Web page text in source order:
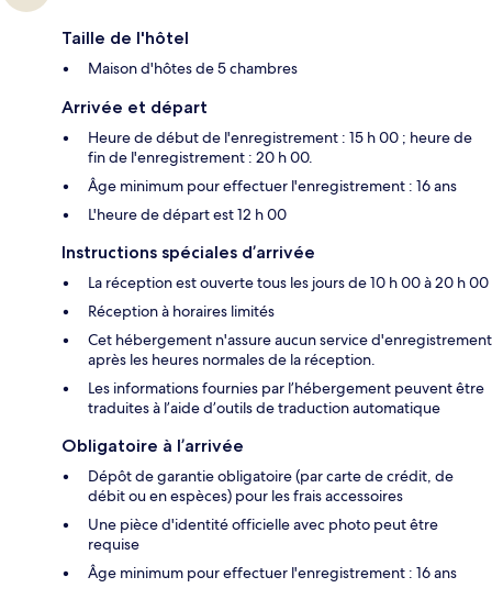
Taille de l'hôtel
Maison d'hôtes de 5 chambres
Arrivée et départ
Heure de début de l'enregistrement : 15 h 00 ; heure de
fin de l'enregistrement : 20 h 00.
Âge minimum pour effectuer l'enregistrement : 16 ans
L'heure de départ est 12 h 00
Instructions spéciales d’arrivée
La réception est ouverte tous les jours de 10 h 00 à 20 h 00
Réception à horaires limités
Cet hébergement n'assure aucun service d'enregistrement
après les heures normales de la réception.
Les informations fournies par l’hébergement peuvent être
traduites à l’aide d’outils de traduction automatique
Obligatoire à l’arrivée
Dépôt de garantie obligatoire (par carte de crédit, de
débit ou en espèces) pour les frais accessoires
Une pièce d'identité officielle avec photo peut être
requise
Âge minimum pour effectuer l'enregistrement : 16 ans